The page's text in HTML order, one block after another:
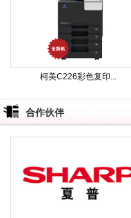
柯美C226彩色复印...
合作伙伴